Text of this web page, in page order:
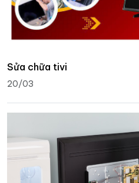
Sửa chữa tivi
20/03